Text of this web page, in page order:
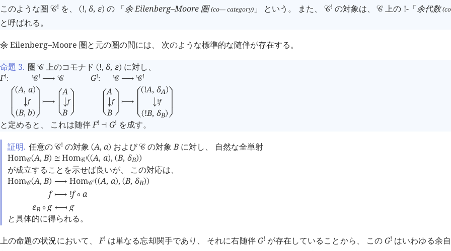
このような圏󰒚! を、 ( !, δ, ε) の 「余 Eilenberg–Moore 圏(co— category)」 という。 また、󰒚! の対象は、󰒚 上の !-「余代数
と呼ばれる。
余 Eilenberg–Moore 圏と元の圏の間には、 次のような標準的な随伴が存在する。
命題 3. 圏󰒚 上のコモナド ( !, δ, ε) に対し、
F!: 󰒚! ⟶ 󰒚
󰖦
(A, a)
(B, b)
f
󰖩
⟼
󰖤
󰖦
A
B
f
󰖩
G!: 󰒚 ⟶ 󰒚!
󰖤
󰖦
A
B
f
󰖩
⟼
󰖦
( !A, δA)
(!B, δB)
!f
󰖩
と定めると、 これは随伴F! ⊣ G! を成す。
証明. 任意の󰒚! の対象 (A, a) および󰒚 の対象B に対し、 自然な全単射
Hom󰒚(A, B) ≅ Hom󰒚!((A, a), (B, δB))
が成立することを示せば良いが、 この対応は、
Hom󰒚(A, B) ⟶ Hom󰒚!((A, a), (B, δB))
f ⟼ !f ∘ a
εB ∘ g ⟻ g
と具体的に得られる。
上の命題の状況において、F! は単なる忘却関手であり、 それに右随伴G! が存在していることから、 このG! はいわゆる余